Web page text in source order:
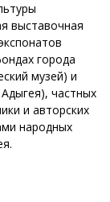
выставочная
города
музей) и
частных
и авторских
народных